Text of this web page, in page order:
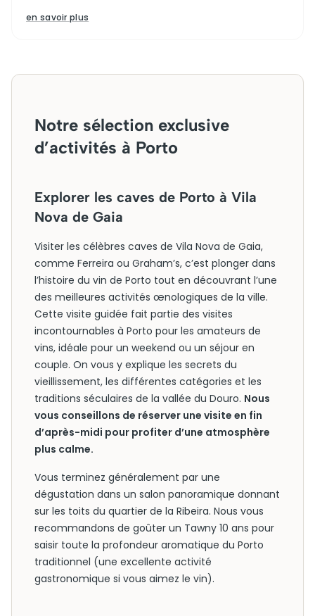
en savoir plus
Notre sélection exclusive
d’activités à Porto
Explorer les caves de Porto à Vila
Nova de Gaia
Visiter les célèbres caves de Vila Nova de Gaia,
comme Ferreira ou Graham’s, c’est plonger dans
l’histoire du vin de Porto tout en découvrant l’une
des meilleures activités œnologiques de la ville.
Cette visite guidée fait partie des visites
incontournables à Porto pour les amateurs de
vins, idéale pour un weekend ou un séjour en
couple. On vous y explique les secrets du
vieillissement, les différentes catégories et les
traditions séculaires de la vallée du Douro. Nous
vous conseillons de réserver une visite en fin
d’après-midi pour profiter d’une atmosphère
plus calme.
Vous terminez généralement par une
dégustation dans un salon panoramique donnant
sur les toits du quartier de la Ribeira. Nous vous
recommandons de goûter un Tawny 10 ans pour
saisir toute la profondeur aromatique du Porto
traditionnel (une excellente activité
gastronomique si vous aimez le vin).